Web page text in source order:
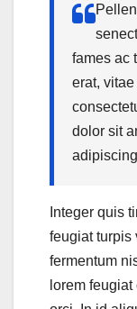
fames ac
erat,
dolor sit
Integer quis
feugiat turpis
fermentum
lorem